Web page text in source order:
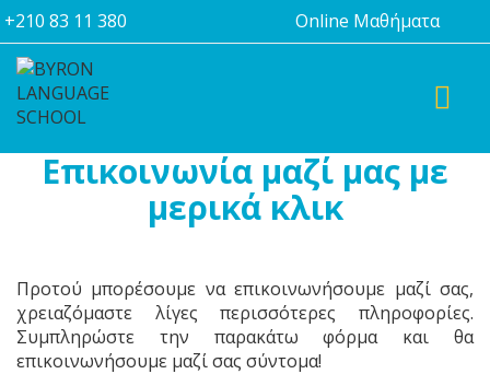
+210 83 11 380 Online Μαθήματα
Επικοινωνία μαζί μας με
μερικά κλικ
Προτού μπορέσουμε να επικοινωνήσουμε μαζί σας,
χρειαζόμαστε λίγες περισσότερες πληροφορίες.
Συμπληρώστε την παρακάτω φόρμα και θα
επικοινωνήσουμε μαζί σας σύντομα!